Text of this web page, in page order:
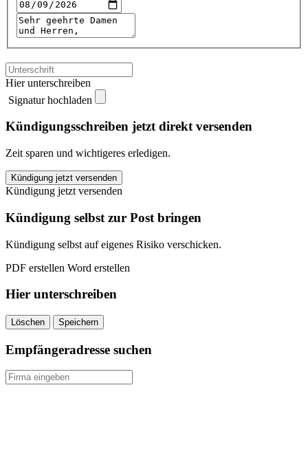
Hier unterschreiben
Signatur hochladen
Kündigungsschreiben jetzt direkt versenden
Zeit sparen und wichtigeres erledigen.
Central
Auslandskrankenversicherung
kündigen
quantity
Kündigung jetzt versenden
Kündigung jetzt versenden
Kündigung selbst zur Post bringen
Kündigung selbst auf eigenes Risiko verschicken.
PDF erstellen Word erstellen
Hier unterschreiben
Löschen Speichern
Empfängeradresse suchen